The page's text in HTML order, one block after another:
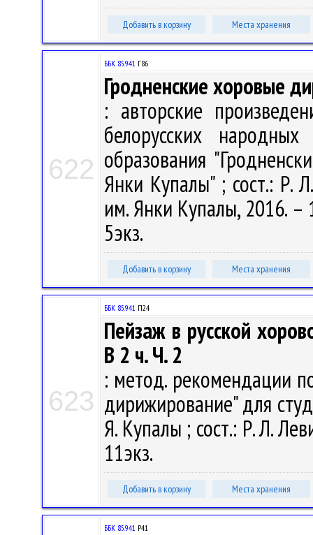
Добавить в корзину Места хранения
622
ББК 85.941 Г86
Гродненские хоровые
: авторские
белорусских
образования
Янки Купалы" ; сост.: Р.
им. Янки Купалы, 2016.
5экз.
Добавить в корзину Места хранения
623
ББК 85.941 П24
Пейзаж в русской
В 2 ч. Ч. 2
: метод. рекомендации
дирижирование" для
Я. Купалы ; сост.: Р. Л.
11экз.
Добавить в корзину Места хранения
ББК 85.941 Р41